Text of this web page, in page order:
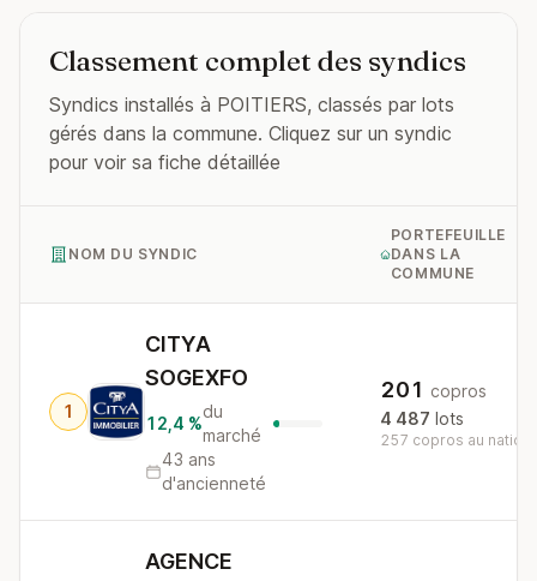
Classement complet des syndics
Syndics installés à POITIERS, classés par lots
gérés dans la commune. Cliquez sur un syndic
pour voir sa fiche détaillée
NOM DU SYNDIC
PORTEFEUILLE
DANS LA
COMMUNE
1
CITYA
SOGEXFO
12,4 %
du
marché
43 ans
d'ancienneté
201 copros
4 487 lots
257 copros au
AGENCE